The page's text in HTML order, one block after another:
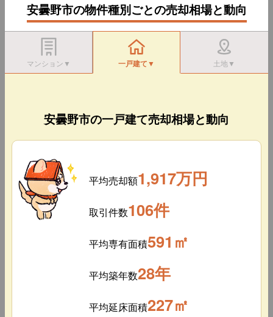
安曇野市の物件種別ごとの売却相場と動向
マンション▼ 一戸建て▼ 土地▼
安曇野市の一戸建て売却相場と動向
平均売却額1,917万円
取引件数106件
平均専有面積591㎡
平均築年数28年
平均延床面積227㎡